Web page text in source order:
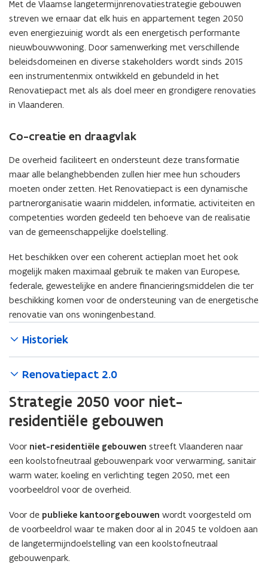
l
l
i
n
g
t
e
g
e
2
0
5
v
o
o
r
d
V
l
a
a
m
s
w
o
n
n
g
e
e
l
l
n
g
t
e
g
n
2
0
0
v
o
o
r
e
V
l
a
a
m
e
w
o
i
n
g
n
Met de Vlaamse langetermijnrenovatiestrategie gebouwen
streven we ernaar dat elk huis en appartement tegen 2050
even energiezuinig wordt als een energetisch performante
nieuwbouwwoning. Door samenwerking met verschillende
beleidsdomeinen en diverse stakeholders wordt sinds 2015
een instrumentenmix ontwikkeld en gebundeld in het
Renovatiepact met als als doel meer en grondigere renovaties
in Vlaanderen.
Co-creatie en draagvlak
De overheid faciliteert en ondersteunt deze transformatie
maar alle belanghebbenden zullen hier mee hun schouders
moeten onder zetten. Het Renovatiepact is een dynamische
partnerorganisatie waarin middelen, informatie, activiteiten en
competenties worden gedeeld ten behoeve van de realisatie
van de gemeenschappelijke doelstelling.
Het beschikken over een coherent actieplan moet het ook
mogelijk maken maximaal gebruik te maken van Europese,
federale, gewestelijke en andere financieringsmiddelen die ter
beschikking komen voor de ondersteuning van de energetische
renovatie van ons woningenbestand.
Historiek
Renovatiepact 2.0
Strategie 2050 voor niet-
residentiële gebouwen
Voor niet-residentiële gebouwen streeft Vlaanderen naar
een koolstofneutraal gebouwenpark voor verwarming, sanitair
warm water, koeling en verlichting tegen 2050, met een
voorbeeldrol voor de overheid.
Voor de publieke kantoorgebouwen wordt voorgesteld om
de voorbeeldrol waar te maken door al in 2045 te voldoen aan
de langetermijndoelstelling van een koolstofneutraal
gebouwenpark.